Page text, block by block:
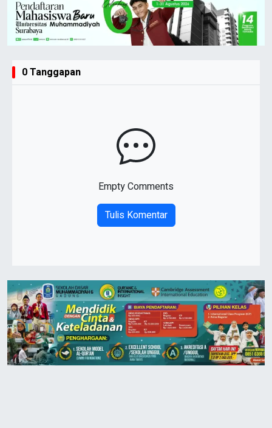
0 Tanggapan
Empty Comments
Tulis Komentar